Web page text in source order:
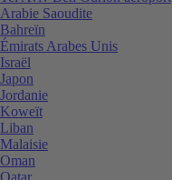
Arabie Saoudite
Bahreïn
Émirats Arabes Unis
Israël
Japon
Jordanie
Koweït
Liban
Malaisie
Oman
Qatar